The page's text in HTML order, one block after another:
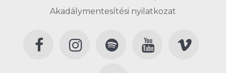
Akadálymentesítési nyilatkozat